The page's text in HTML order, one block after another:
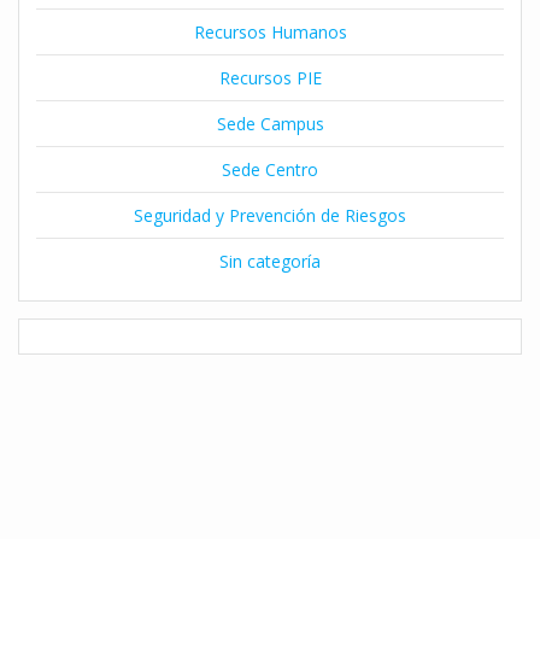
Recursos Humanos
Recursos PIE
Sede Campus
Sede Centro
Seguridad y Prevención de Riesgos
Sin categoría